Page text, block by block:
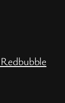
Redbubble